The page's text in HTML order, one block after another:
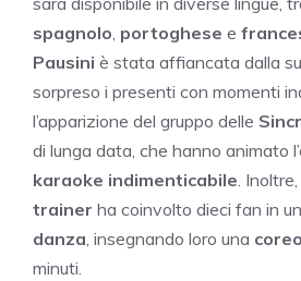
spagnolo, portoghese e
Pausini è stata affiancata dalla
sorpreso i presenti con momenti
l’apparizione del gruppo delle
di lunga data, che hanno animato
karaoke indimenticabile. Inoltre,
trainer ha coinvolto dieci fan in
danza, insegnando loro una
minuti.